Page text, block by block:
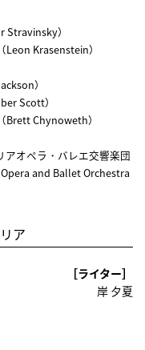
）
Krasenstein）
）
Scott）
Brett Chynoweth）
オペラ・バレエ交響楽団
and Ballet Orchestra
ア
［ライター］
岸 夕夏